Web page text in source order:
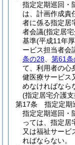
指定定期巡回・
は、計画作成責
者に係る指定居
者会議(指定居
基準(平成11年
ービス担当者会
条の28
第61
て、利用者の心
健医療サービス
めなければなら
(指定居宅介護
第17条
指定定期
指定定期巡回・
っては、指定居
又は福祉サービ
ればならない。